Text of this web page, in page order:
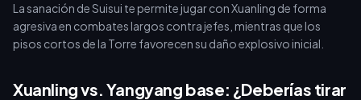
La sanación de Suisui te permite jugar con Xuanling de forma
agresiva en combates largos contra jefes, mientras que los
pisos cortos de la Torre favorecen su daño explosivo inicial.
Xuanling vs. Yangyang base: ¿Deberías tirar